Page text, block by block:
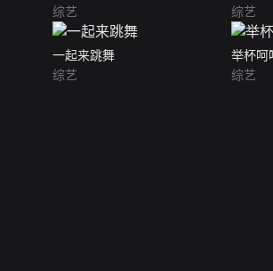
综艺
综艺
一起来跳舞
综艺
举杯呵
综艺